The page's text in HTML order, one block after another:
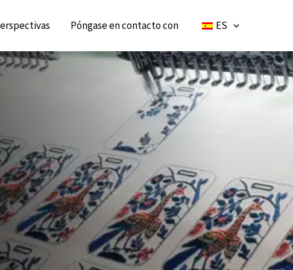
Póngase en contacto con ES